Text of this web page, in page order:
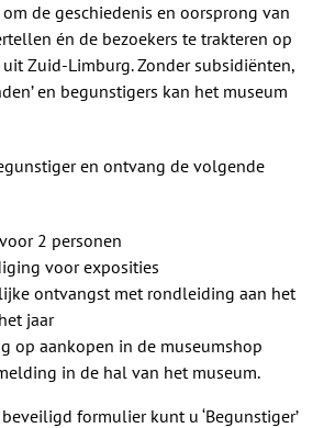
de geschiedenis en oorsprong van
én de bezoekers te trakteren op
Zuid-Limburg. Zonder subsidiënten,
en begunstigers kan het museum
en ontvang de volgende
2 personen
voor exposities
ontvangst met rondleiding aan het
jaar
op aankopen in de museumshop
in de hal van het museum.
formulier kunt u ‘Begunstiger’